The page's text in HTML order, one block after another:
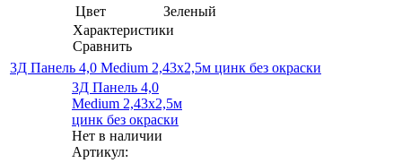
Цвет
Зеленый
Характеристики
Сравнить
3Д Панель 4,0 Medium 2,43х2,5м цинк без окраски
3Д Панель 4,0
Medium 2,43х2,5м
цинк без окраски
Нет в наличии
Артикул: